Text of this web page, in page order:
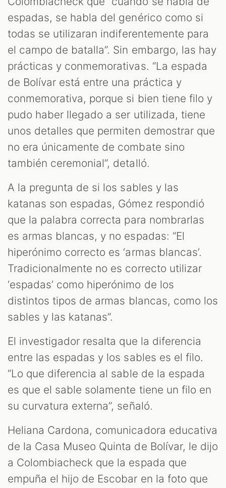
espadas, se habla del genérico como si
todas se utilizaran indiferentemente para
el campo de batalla”. Sin embargo, las hay
prácticas y conmemorativas. “La espada
de Bolívar está entre una práctica y
conmemorativa, porque si bien tiene filo y
pudo haber llegado a ser utilizada, tiene
unos detalles que permiten demostrar que
no era únicamente de combate sino
también ceremonial”, detalló.
A la pregunta de si los sables y las
katanas son espadas, Gómez respondió
que la palabra correcta para nombrarlas
es armas blancas, y no espadas: “El
hiperónimo correcto es ‘armas blancas’.
Tradicionalmente no es correcto utilizar
‘espadas’ como hiperónimo de los
distintos tipos de armas blancas, como los
sables y las katanas”.
El investigador resalta que la diferencia
entre las espadas y los sables es el filo.
“Lo que diferencia al sable de la espada
es que el sable solamente tiene un filo en
su curvatura externa”, señaló.
Heliana Cardona, comunicadora educativa
de la Casa Museo Quinta de Bolívar, le dijo
a Colombiacheck que la espada que
empuña el hijo de Escobar en la foto que